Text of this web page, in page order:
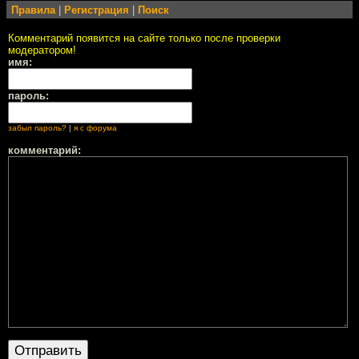
Правила | Регистрация | Поиск
Комментарий появится на сайте только после проверки
модератором!
имя:
пароль:
забыл пароль? | я с форума
комментарий: